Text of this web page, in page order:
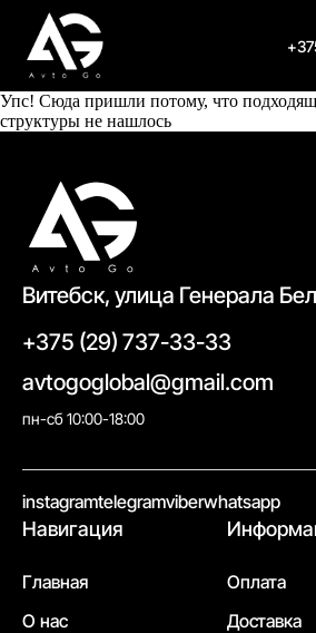
Упс! Сюда пришли потому, что
структуры не нашлось
Витебск, улица Генерала
+375 (29) 737-33-33
avtogoglobal@gmail.com
пн-сб 10:00-18:00
instagramtelegramviberwhatsapp
Навигация
Главная
О нас
Оплата
Доставка